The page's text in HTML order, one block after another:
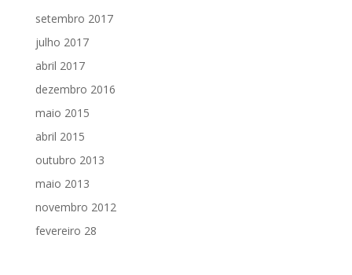
setembro 2017
julho 2017
abril 2017
dezembro 2016
maio 2015
abril 2015
outubro 2013
maio 2013
novembro 2012
fevereiro 28